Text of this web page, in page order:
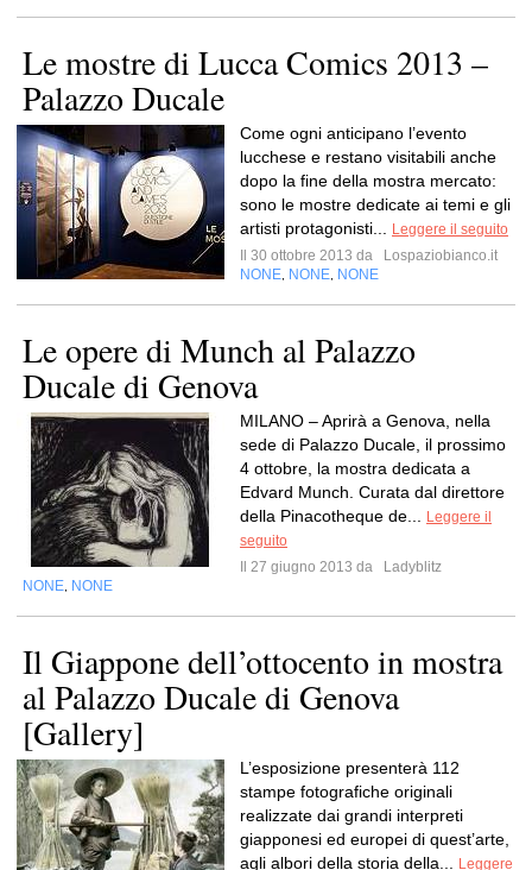
Le mostre di Lucca Comics 2013 –
Palazzo Ducale
Come ogni anticipano l’evento
lucchese e restano visitabili anche
dopo la fine della mostra mercato:
sono le mostre dedicate ai temi e gli
artisti protagonisti...
Leggere il seguito
Il 30 ottobre 2013 da
Lospaziobianco.it
NONE NONE NONE
Le opere di Munch al Palazzo
Ducale di Genova
MILANO – Aprirà a Genova, nella
sede di Palazzo Ducale, il prossimo
4 ottobre, la mostra dedicata a
Edvard Munch. Curata dal direttore
della Pinacotheque de...
Leggere il
seguito
Il 27 giugno 2013 da
Ladyblitz
NONE NONE
Il Giappone dell’ottocento in mostra
al Palazzo Ducale di Genova
[Gallery]
L’esposizione presenterà 112
stampe fotografiche originali
realizzate dai grandi interpreti
giapponesi ed europei di quest’arte,
agli albori della storia della...
Leggere